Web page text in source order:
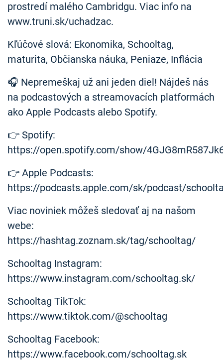
prostredí malého Cambridgu. Viac info na
www.truni.sk/uchadzac.
Kľúčové slová: Ekonomika, Schooltag,
maturita, Občianska náuka, Peniaze, Inflácia
🎧 Nepremeškaj už ani jeden diel! Nájdeš nás
na podcastových a streamovacích platformách
ako Apple Podcasts alebo Spotify.
👉 Spotify:
https://open.spotify.com/show/
👉 Apple Podcasts:
https://podcasts.apple.com/sk/podcast/
Viac noviniek môžeš sledovať aj na našom
webe:
https://hashtag.zoznam.sk/tag/schooltag/
Schooltag Instagram:
https://www.instagram.com/schooltag.sk/
Schooltag TikTok:
https://www.tiktok.com/@schooltag
Schooltag Facebook:
https://www.facebook.com/schooltag.sk